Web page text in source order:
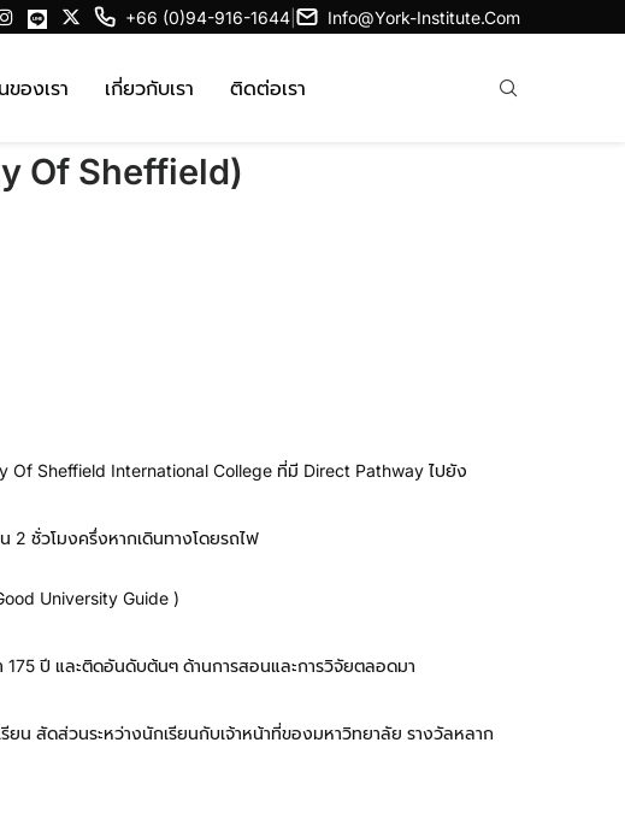
+66 (0)94-916-1644 Info@york-Institute.com
ของเรา เกี่ยวกับเรา ติดต่อเรา
Of Sheffield)
Of Sheffield International College ที่มี Direct Pathway ไปยัง
ชั่วโมงครึ่งหากเดินทางโดยรถไฟ
University Guide )
ปี และติดอันดับต้นๆ ด้านการสอนและการวิจัยตลอดมา
น สัดส่วนระหว่างนักเรียนกับเจ้าหน้าที่ของมหาวิทยาลัย รางวัลหลาก